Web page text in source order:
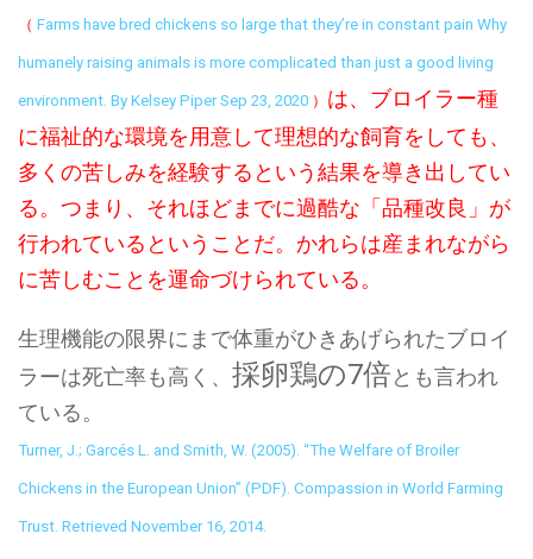
（ Farms have bred chickens so large that they’re in constant pain Why
humanely raising animals is more complicated than just a good living
environment. By Kelsey Piper Sep 23, 2020 ） は、ブロイラー種
に福祉的な環境を用意して理想的な飼育をしても、
多くの苦しみを経験するという結果を導き出してい
る。つまり、それほどまでに過酷な「品種改良」が
行われているということだ。かれらは産まれながら
に苦しむことを運命づけられている。
生理機能の限界にまで体重がひきあげられたブロイ
ラーは死亡率も高く、 採卵鶏の7倍とも言われ
ている。
Turner, J.; Garcés L. and Smith, W. (2005). “The Welfare of Broiler
Chickens in the European Union” (PDF). Compassion in World Farming
Trust. Retrieved November 16, 2014.